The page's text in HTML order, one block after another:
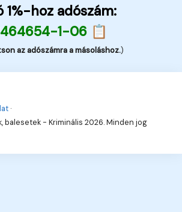
1%-hoz adószám:
1-06 📋
az adószámra a másoláshoz.)
·
balesetek - Kriminális 2026. Minden jog